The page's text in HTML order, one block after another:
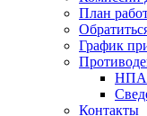
План
График
НПА
Контакты